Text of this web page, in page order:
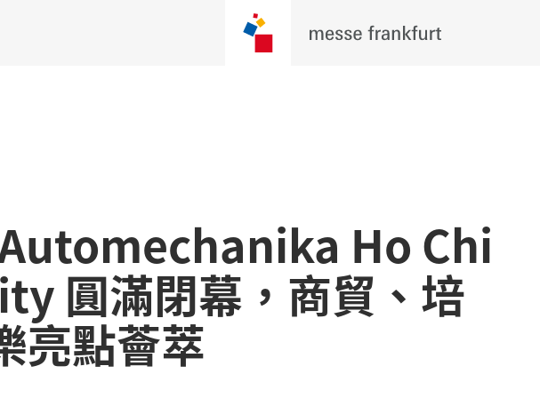
Ho Chi
圓滿閉幕，商貿、培
亮點薈萃